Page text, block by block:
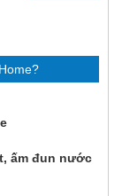
ấm đun nước